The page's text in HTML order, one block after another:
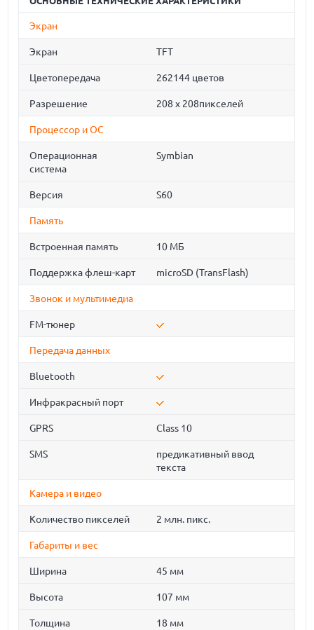
Экран
Экран TFT
Цветопередача 262144 цветов
Разрешение 208 x 208пикселей
Процессор и ОС
Операционная
система
Symbian
Версия S60
Память
Встроенная память 10 МБ
Поддержка флеш-карт microSD (TransFlash)
Звонок и мультимедиа
FM-тюнер
Передача данных
Bluetooth
Инфракрасный порт
GPRS Class 10
SMS
предикативный ввод
текста
Камера и видео
Количество пикселей 2 млн. пикс.
Габариты и вес
Ширина 45 мм
Высота 107 мм
Толщина 18 мм